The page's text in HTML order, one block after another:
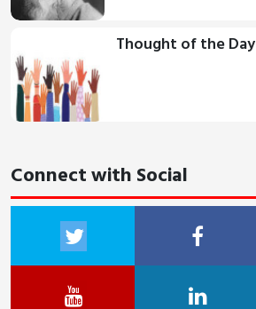
Thought of the Day
Connect with Social